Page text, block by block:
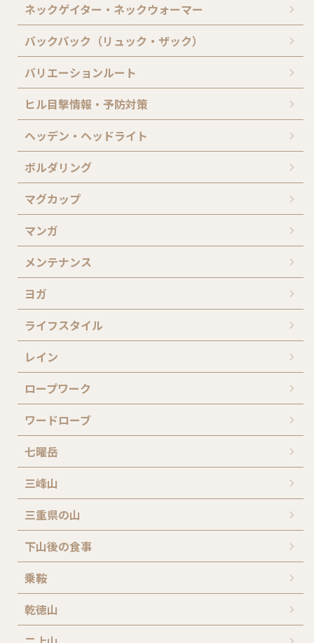
ネックゲイター・ネックウォーマー
バックパック（リュック・ザック）
バリエーションルート
ヒル目撃情報・予防対策
ヘッデン・ヘッドライト
ボルダリング
マグカップ
マンガ
メンテナンス
ヨガ
ライフスタイル
レイン
ロープワーク
ワードローブ
七曜岳
三峰山
三重県の山
下山後の食事
乗鞍
乾徳山